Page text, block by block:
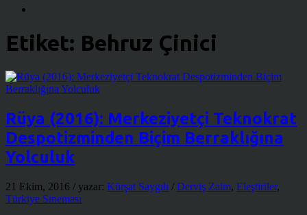
Etiket: Behruz Çinici
Rüya (2016): Merkeziyetçi Teknokrat
Despotizminden Biçim Berraklığına
Yolculuk
21 Ekim, 2016 / yazar: Kürşat Saygılı / Derviş Zaim, Eleştiriler,
Türkiye Sineması